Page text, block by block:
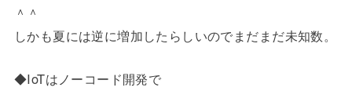
＾＾
しかも夏には逆に増加したらしいのでまだまだ未知数。
◆IoTはノーコード開発で